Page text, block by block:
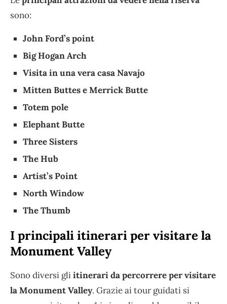
sono:
John Ford’s point
Big Hogan Arch
Visita in una vera casa Navajo
Mitten Buttes e Merrick Butte
Totem pole
Elephant Butte
Three Sisters
The Hub
Artist’s Point
North Window
The Thumb
I principali itinerari per visitare la
Monument Valley
Sono diversi gliitinerari da percorrere per visitare
la Monument Valley. Grazie ai tour guidati si